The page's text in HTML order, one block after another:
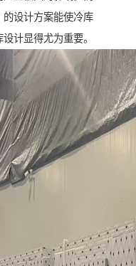
的设计方案能使冷库
计显得尤为重要。